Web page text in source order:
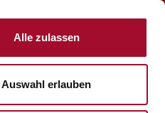
Alle zulassen
Auswahl erlauben
ÜBER UNS KARRIERE